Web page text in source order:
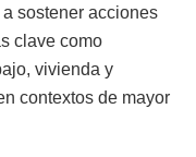
sostener acciones
clave como
vivienda y
contextos de mayor